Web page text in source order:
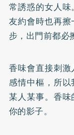
常誘惑的女人
友約會時也再
步，出門前都必
香味會直接刺
感情中樞，所
某人某事。香
你的影子。